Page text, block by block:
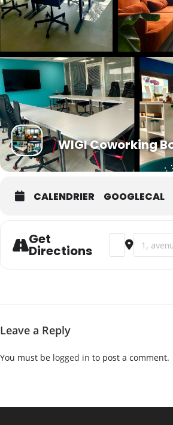
WIGI Coworking
CALENDRIER GOOGLECAL
Get
Directions
Address -
Leave a Reply
You must be logged in to post a comment.